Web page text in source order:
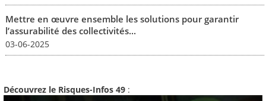
Mettre en œuvre ensemble les solutions pour garantir
l’assurabilité des collectivités...
03-06-2025
Découvrez le Risques-Infos 49 :